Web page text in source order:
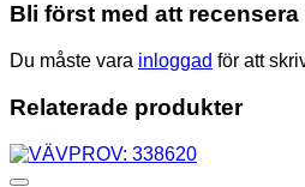
Bli först med att recensera
Du måste vara inloggad för att
Relaterade produkter